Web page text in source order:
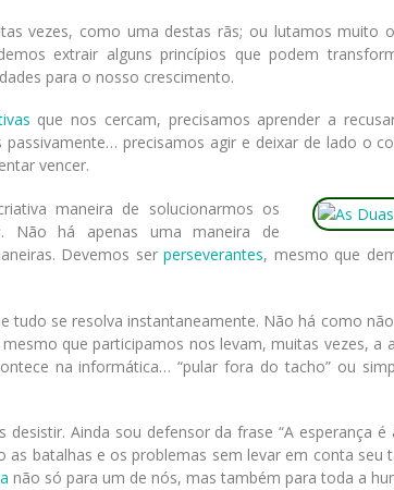
vezes, como uma destas rãs; ou lutamos muito
extrair alguns princípios que podem
para o nosso crescimento.
que nos cercam, precisamos aprender a
passivamente… precisamos agir e deixar de lado o
vencer.
maneira de solucionarmos os
Não há apenas uma maneira de
Devemos serperseverantes, mesmo que
tudo se resolva instantaneamente. Não há como
que participamos nos levam, muitas vezes, a
na informática… “pular fora do tacho” ou
Ainda sou defensor da frase “A esperança é
as batalhas e os problemas sem levar em conta seu
não só para um de nós, mas também para toda a